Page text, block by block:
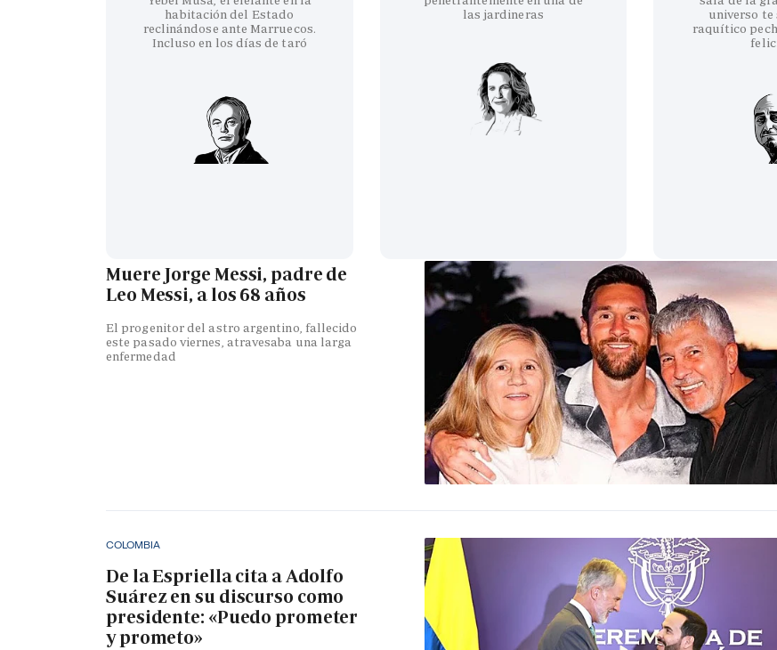
habitación del Estado
reclinándose ante Marruecos.
Incluso en los días de taró
las jardineras
universo
raquítico
Muere Jorge Messi, padre de
Leo Messi, a los 68 años
El progenitor del astro argentino, fallecido
este pasado viernes, atravesaba una larga
enfermedad
COLOMBIA
De la Espriella cita a Adolfo
Suárez en su discurso como
presidente: «Puedo prometer
y prometo»